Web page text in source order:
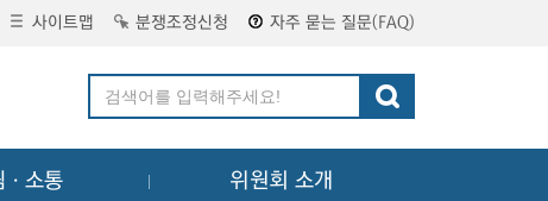
사이트맵 분쟁조정신청 자주 묻는 질문(FAQ)
ㆍ소통 위원회 소개